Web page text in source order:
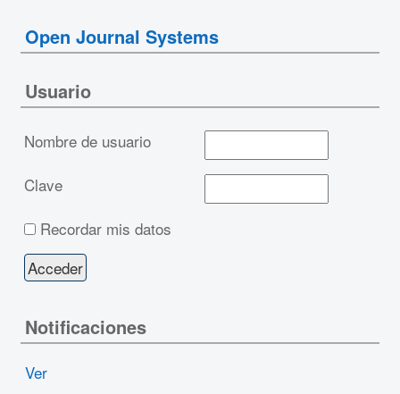
Open Journal Systems
Usuario
Nombre de usuario
Clave
Recordar mis datos
Notificaciones
Ver